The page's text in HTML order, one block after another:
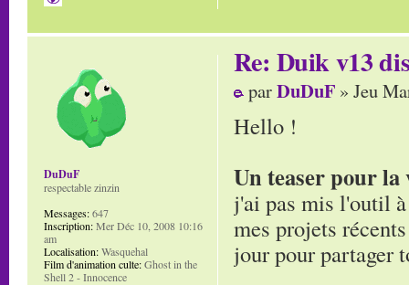
Re: Duik v13
parDuDuF » Jeu
Hello !
Un teaser pour
j'ai pas mis l'outil
mes projets
jour pour partager
DuDuF
respectable zinzin
Messages:647
Inscription:Mer Déc 10, 2008 10:16
am
Localisation:Wasquehal
Film d'animation culte:Ghost in the
Shell 2 - Innocence